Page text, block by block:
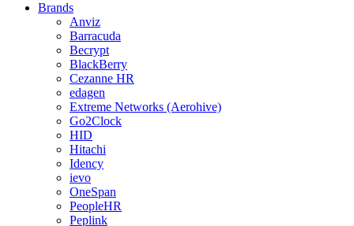
Brands
Anviz
Barracuda
Becrypt
BlackBerry
Cezanne HR
edagen
Extreme Networks (Aerohive)
Go2Clock
HID
Hitachi
Idency
ievo
OneSpan
PeopleHR
Peplink